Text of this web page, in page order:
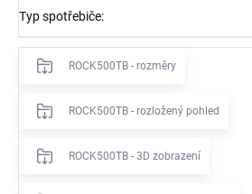
Typ spotřebiče:
ROCK500TB - rozměry
ROCK500TB - rozložený pohled
ROCK500TB - 3D zobrazení